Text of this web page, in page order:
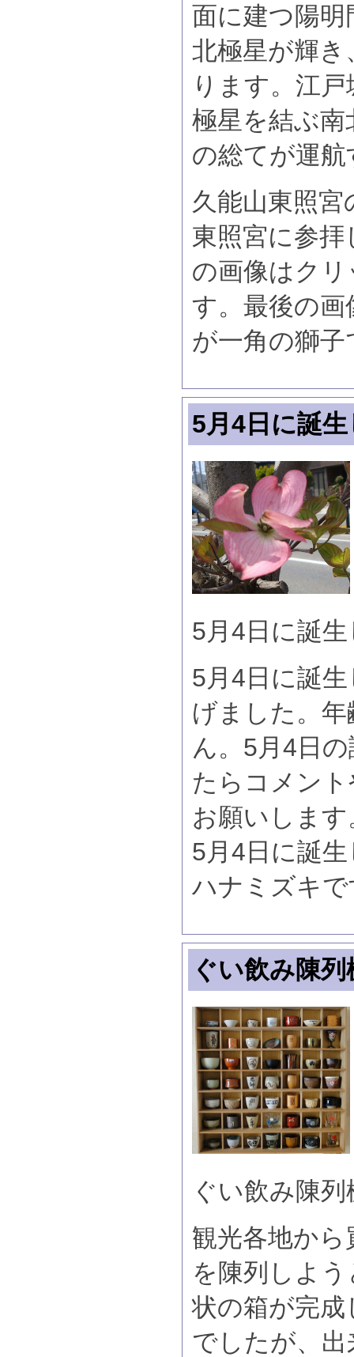
面に建つ陽
北極星が輝
ります。江
極星を結ぶ
の総てが運
久能山東照
東照宮に参
の画像はク
す。最後の
が一角の獅
5月4日に誕
5月4日に誕
5月4日に誕
げました。
ん。5月4日
たらコメン
お願いします
5月4日に誕
ハナミズキ
ぐい飲み陳
ぐい飲み陳
観光各地か
を陳列しよ
状の箱が完
でしたが、